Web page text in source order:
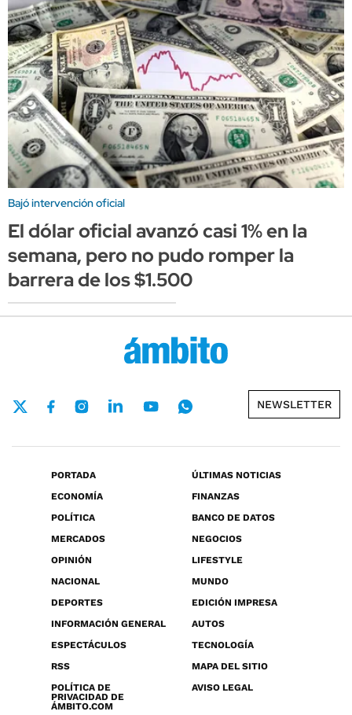
Bajó intervención oficial
El dólar oficial avanzó casi 1% en la
semana, pero no pudo romper la
barrera de los $1.500
NEWSLETTER
PORTADA
ÚLTIMAS NOTICIAS
ECONOMÍA
FINANZAS
POLÍTICA
BANCO DE DATOS
MERCADOS
NEGOCIOS
OPINIÓN
LIFESTYLE
NACIONAL
MUNDO
DEPORTES
EDICIÓN IMPRESA
INFORMACIÓN GENERAL
AUTOS
ESPECTÁCULOS
TECNOLOGÍA
RSS
MAPA DEL SITIO
POLÍTICA DE
PRIVACIDAD DE
ÁMBITO.COM
AVISO LEGAL